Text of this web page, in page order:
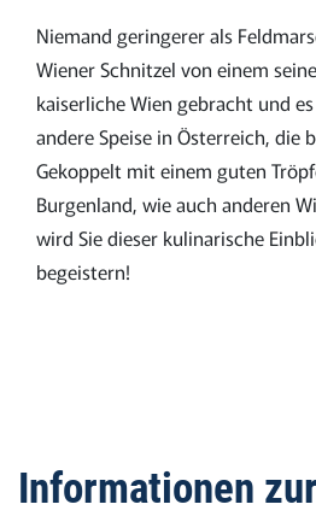
Niemand geringerer als
Wiener Schnitzel von einem
kaiserliche Wien gebracht und
andere Speise in Österreich, die
Gekoppelt mit einem guten
Burgenland, wie auch anderen
wird Sie dieser kulinarische
begeistern!
Informationen